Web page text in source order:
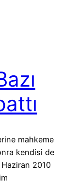
mahkeme
kendisi de
2010